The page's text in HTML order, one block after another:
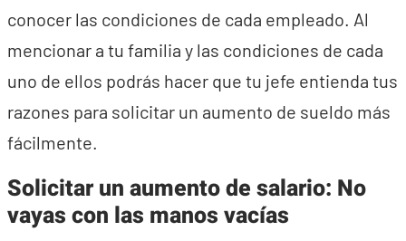
conocer las condiciones de cada empleado. Al
mencionar a tu familia y las condiciones de cada
uno de ellos podrás hacer que tu jefe entienda tus
razones para solicitar un aumento de sueldo más
fácilmente.
Solicitar un aumento de salario: No
vayas con las manos vacías